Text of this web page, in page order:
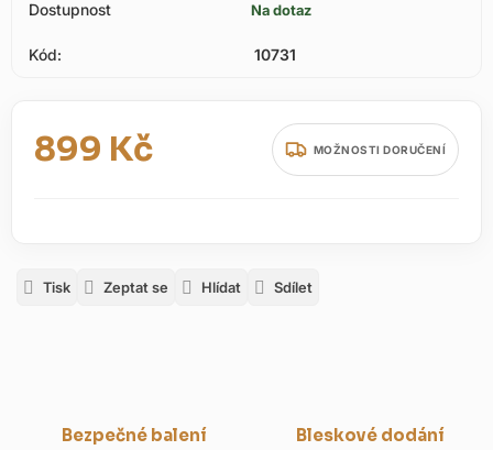
Dostupnost Na dotaz
Kód: 10731
899 Kč
Měrná cena:
MOŽNOSTI DORUČENÍ
Tisk Zeptat se Hlídat Sdílet
Bezpečné balení Bleskové dodání